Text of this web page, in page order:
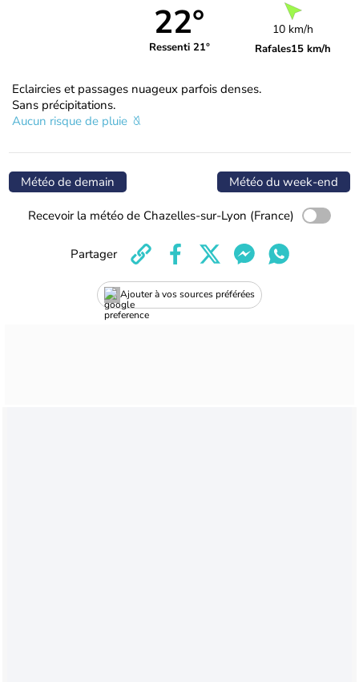
22°
Ressenti 21°
10 km/h
Rafales15 km/h
Eclaircies et passages nuageux parfois denses.
Sans précipitations.
Aucun risque de pluie
Météo de demain Météo du week-end
Recevoir la météo de Chazelles-sur-Lyon (France)
Ajouter à vos sources préférées
Partager